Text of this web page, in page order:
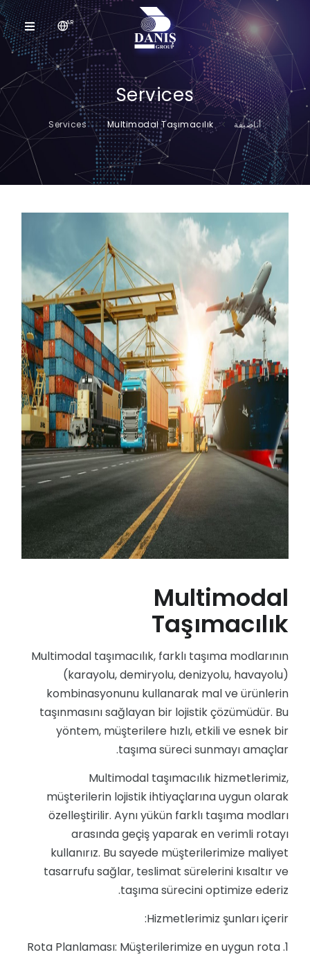
AR
Services
أناصيفة Services Multimodal Taşımacılık
Multimodal
Taşımacılık
Multimodal taşımacılık, farklı taşıma modlarının
(karayolu, demiryolu, denizyolu, havayolu)
kombinasyonunu kullanarak mal ve ürünlerin
taşınmasını sağlayan bir lojistik çözümüdür. Bu
yöntem, müşterilere hızlı, etkili ve esnek bir
taşıma süreci sunmayı amaçlar.
Multimodal taşımacılık hizmetlerimiz,
müşterilerin lojistik ihtiyaçlarına uygun olarak
özelleştirilir. Aynı yükün farklı taşıma modları
arasında geçiş yaparak en verimli rotayı
kullanırız. Bu sayede müşterilerimize maliyet
tasarrufu sağlar, teslimat sürelerini kısaltır ve
taşıma sürecini optimize ederiz.
Hizmetlerimiz şunları içerir:
1. Rota Planlaması: Müşterilerimize en uygun rota